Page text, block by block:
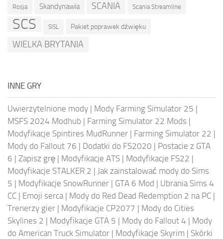
Rosja Skandynawia SCANIA Scania Streamline
SCS SISL Pakiet poprawek dźwięku
WIELKA BRYTANIA
INNE GRY
Uwierzytelnione mody | Mody Farming Simulator 25 |
MSFS 2024 Modhub | Farming Simulator 22 Mods |
Modyfikacje Spintires MudRunner | Farming Simulator 22 |
Mody do Fallout 76 | Dodatki do FS2020 | Postacie z GTA
6 | Zapisz grę | Modyfikacje ATS | Modyfikacje FS22 |
Modyfikacje STALKER 2 | Jak zainstalować mody do Sims
5 | Modyfikacje SnowRunner | GTA 6 Mod | Ubrania Sims 4
CC | Emoji serca | Mody do Red Dead Redemption 2 na PC |
Trenerzy gier | Modyfikacje CP2077 | Mody do Cities
Skylines 2 | Modyfikacje GTA 5 | Mody do Fallout 4 | Mody
do American Truck Simulator | Modyfikacje Skyrim | Skórki